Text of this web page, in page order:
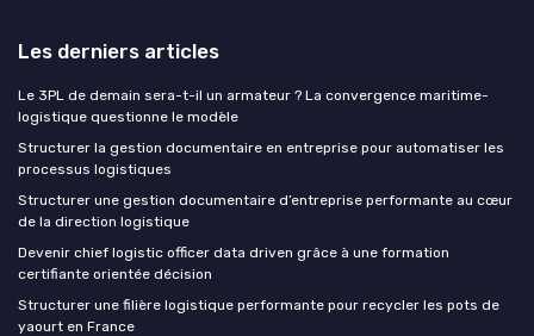
Les derniers articles
Le 3PL de demain sera-t-il un armateur ? La convergence maritime-
logistique questionne le modèle
Structurer la gestion documentaire en entreprise pour automatiser les
processus logistiques
Structurer une gestion documentaire d’entreprise performante au cœur
de la direction logistique
Devenir chief logistic officer data driven grâce à une formation
certifiante orientée décision
Structurer une filière logistique performante pour recycler les pots de
yaourt en France